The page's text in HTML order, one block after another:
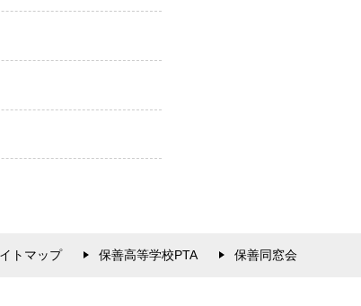
トマップ 保善高等学校PTA 保善同窓会